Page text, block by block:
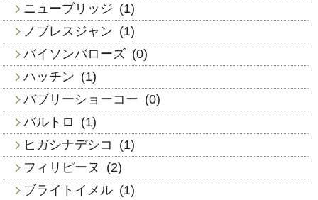
ニューブリッジ (1)
ノブレスジャン (1)
バイソンバローズ (0)
ハッチン (1)
バブリーショーコー (0)
バルトロ
(1)
ヒガシナデシコ
(1)
フィリピーヌ
(2)
ブライトイメル (1)